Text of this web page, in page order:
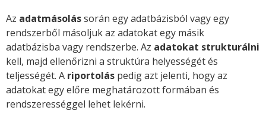
Az adatmásolássorán egy adatbázisból vagy egy
rendszerből másoljuk az adatokat egy másik
adatbázisba vagy rendszerbe. Az adatokat strukturálni
kell, majd ellenőrizni a struktúra helyességét és
teljességét. A riportolás pedig azt jelenti, hogy az
adatokat egy előre meghatározott formában és
rendszerességgel lehet lekérni.